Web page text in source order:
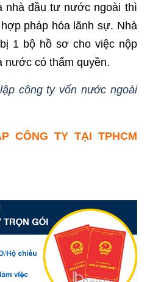
nhà đầu tư nước ngoài thì
pháp hóa lãnh sự. Nhà
1 bộ hồ sơ cho việc nộp
nước có thẩm quyền.
công ty vốn nước ngoài
CÔNG TY TẠI TPHCM